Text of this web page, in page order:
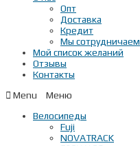
Опт
Доставка
Кредит
Мы сотрудничаем
Мой список желаний
Отзывы
Контакты
Menu
Велосипеды
Fuji
NOVATRACK